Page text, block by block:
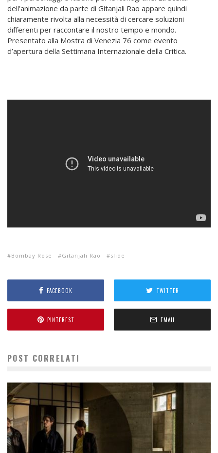
dell’animazione da parte di Gitanjali Rao appare quindi
chiaramente rivolta alla necessità di cercare soluzioni
differenti per raccontare il nostro tempo e mondo.
Presentato alla Mostra di Venezia 76 come evento
d’apertura della Settimana Internazionale della Critica.
Bombay Rose Gitanjali Rao slide
FACEBOOK TWITTER
PINTEREST EMAIL
POST CORRELATI